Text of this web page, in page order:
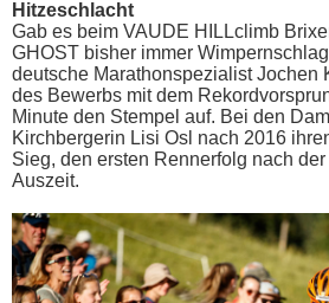
Hitzeschlacht
Gab es beim VAUDE HILLclimb
GHOST bisher immer
deutsche Marathonspezialist Jochen
des Bewerbs mit dem
Minute den Stempel auf. Bei den
Kirchbergerin Lisi Osl nach 2016
Sieg, den ersten Rennerfolg nach
Auszeit.